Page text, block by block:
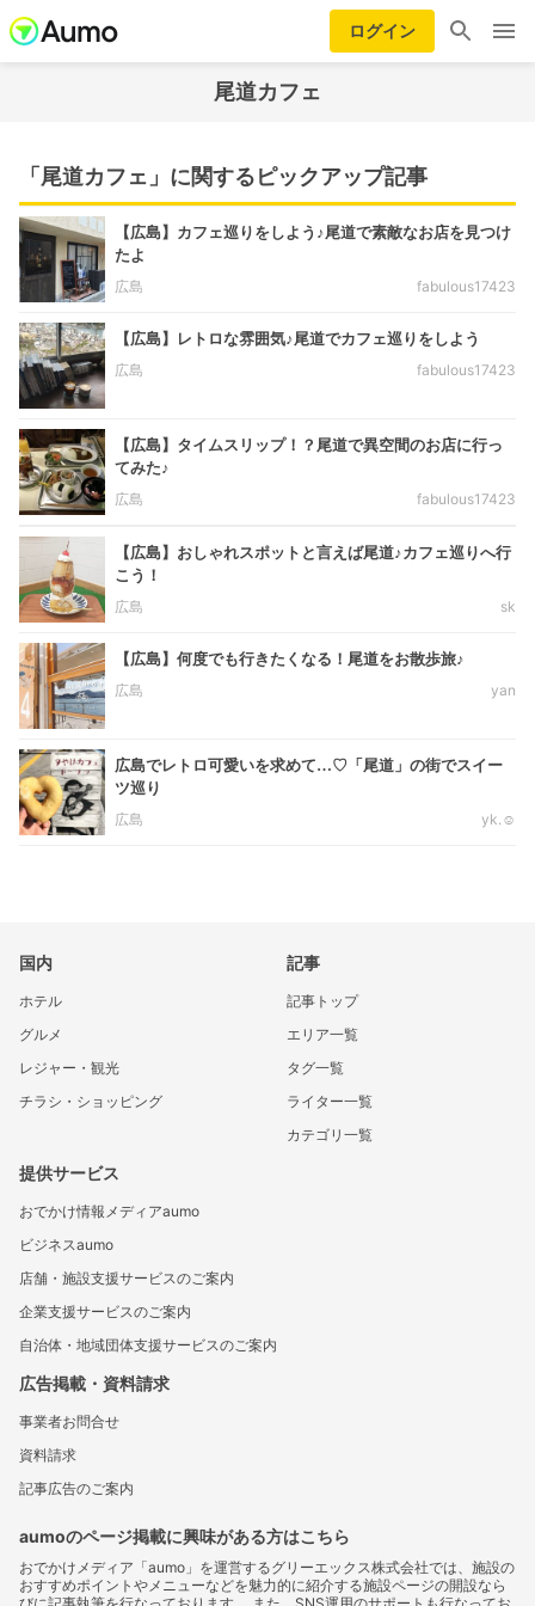
ログイン
尾道カフェ
「尾道カフェ」に関するピックアップ記事
【広島】カフェ巡りをしよう♪尾道で素敵なお店を見つけ
たよ
広島
fabulous17423
【広島】レトロな雰囲気♪尾道でカフェ巡りをしよう
広島
fabulous17423
【広島】タイムスリップ！？尾道で異空間のお店に行っ
てみた♪
広島
fabulous17423
【広島】おしゃれスポットと言えば尾道♪カフェ巡りへ行
こう！
広島
sk
【広島】何度でも行きたくなる！尾道をお散歩旅♪
広島
yan
広島でレトロ可愛いを求めて…♡「尾道」の街でスイー
ツ巡り
広島
yk.☺︎
国内
ホテル
グルメ
レジャー・観光
チラシ・ショッピング
記事
記事トップ
エリア一覧
タグ一覧
ライター一覧
カテゴリ一覧
提供サービス
おでかけ情報メディアaumo
ビジネスaumo
店舗・施設支援サービスのご案内
企業支援サービスのご案内
自治体・地域団体支援サービスのご案内
広告掲載・資料請求
事業者お問合せ
資料請求
記事広告のご案内
aumoのページ掲載に興味がある方はこちら
おでかけメディア「aumo」を運営するグリーエックス株式会社では、施設の
おすすめポイントやメニューなどを魅力的に紹介する施設ページの開設なら